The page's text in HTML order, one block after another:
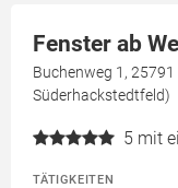
Fenster ab
Buchenweg 1,
Süderhackstedtfeld)
5 mit
TÄTIGKEITEN